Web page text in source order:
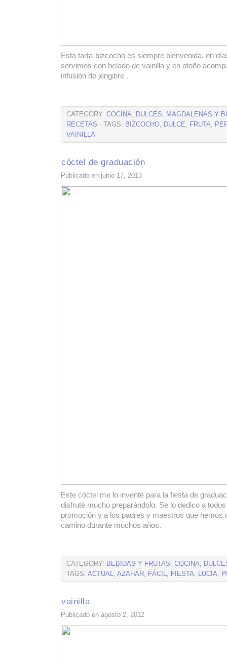
Esta tarta-bizcocho es siempre bienvenida, en
servimos con helado de vainilla y en otoño
infusión de jengibre .
CATEGORY: COCINA, DULCES, MAGDALENAS Y
RECETAS · TAGS: BIZCOCHO, DULCE, FRUTA,
VAINILLA
cóctel de graduación
Publicado en junio 17, 2013
Este cóctel me lo inventé para la fiesta de
disfruté mucho preparándolo. Se lo dedico a
promoción y a los padres y maestros que hemos
camino durante muchos años.
CATEGORY: BEBIDAS Y FRUTAS, COCINA,
TAGS: ACTUAL, AZAHAR, FÁCIL, FIESTA, LUCIA,
vainilla
Publicado en agosto 2, 2012